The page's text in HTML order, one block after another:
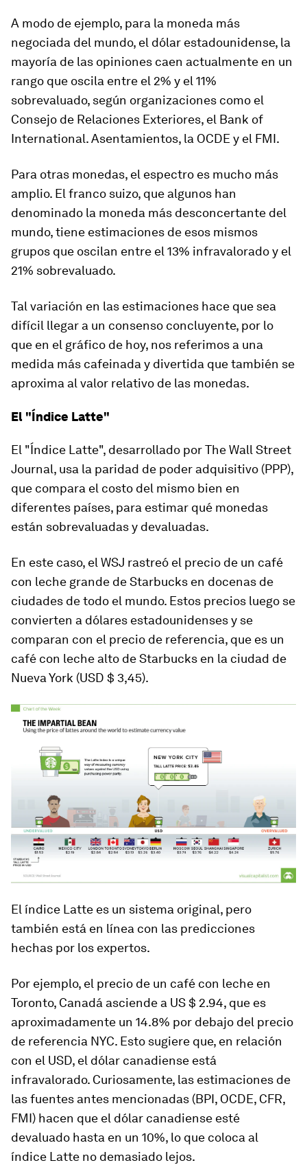
A modo de ejemplo, para la moneda más
negociada del mundo, el dólar estadounidense, la
mayoría de las opiniones caen actualmente en un
rango que oscila entre el 2% y el 11%
sobrevaluado, según organizaciones como el
Consejo de Relaciones Exteriores, el Bank of
International. Asentamientos, la OCDE y el FMI.
Para otras monedas, el espectro es mucho más
amplio. El franco suizo, que algunos han
denominado la moneda más desconcertante del
mundo, tiene estimaciones de esos mismos
grupos que oscilan entre el 13% infravalorado y el
21% sobrevaluado.
Tal variación en las estimaciones hace que sea
difícil llegar a un consenso concluyente, por lo
que en el gráfico de hoy, nos referimos a una
medida más cafeinada y divertida que también se
aproxima al valor relativo de las monedas.
El "Índice Latte"
El "Índice Latte", desarrollado por The Wall Street
Journal, usa la paridad de poder adquisitivo (PPP),
que compara el costo del mismo bien en
diferentes países, para estimar qué monedas
están sobrevaluadas y devaluadas.
En este caso, el WSJ rastreó el precio de un café
con leche grande de Starbucks en docenas de
ciudades de todo el mundo. Estos precios luego se
convierten a dólares estadounidenses y se
comparan con el precio de referencia, que es un
café con leche alto de Starbucks en la ciudad de
Nueva York (USD $ 3,45).
El índice Latte es un sistema original, pero
también está en línea con las predicciones
hechas por los expertos.
Por ejemplo, el precio de un café con leche en
Toronto, Canadá asciende a US $ 2.94, que es
aproximadamente un 14.8% por debajo del precio
de referencia NYC. Esto sugiere que, en relación
con el USD, el dólar canadiense está
infravalorado. Curiosamente, las estimaciones de
las fuentes antes mencionadas (BPI, OCDE, CFR,
FMI) hacen que el dólar canadiense esté
devaluado hasta en un 10%, lo que coloca al
índice Latte no demasiado lejos.